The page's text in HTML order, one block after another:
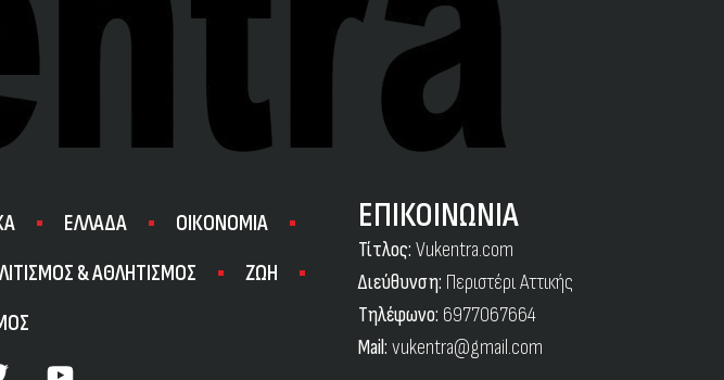
ΕΛΛΑΔΑ
ΟΙΚΟΝΟΜΙΑ
& ΑΘΛΗΤΙΣΜΟΣ
ΖΩΗ
ΕΠΙΚΟΙΝΩΝΙΑ
Τίτλος: Vukentra.com
Διεύθυνση: Περιστέρι Αττικής
Τηλέφωνο: 6977067664
Mail: vukentra@gmail.com